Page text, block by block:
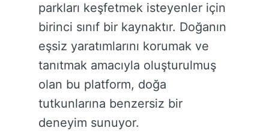
parkları keşfetmek isteyenler için
birinci sınıf bir kaynaktır. Doğanın
eşsiz yaratımlarını korumak ve
tanıtmak amacıyla oluşturulmuş
olan bu platform, doğa
tutkunlarına benzersiz bir
deneyim sunuyor.